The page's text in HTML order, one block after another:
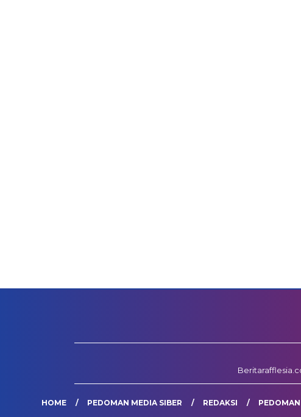
HOME PEDOMAN MEDIA SIBER REDAKSI